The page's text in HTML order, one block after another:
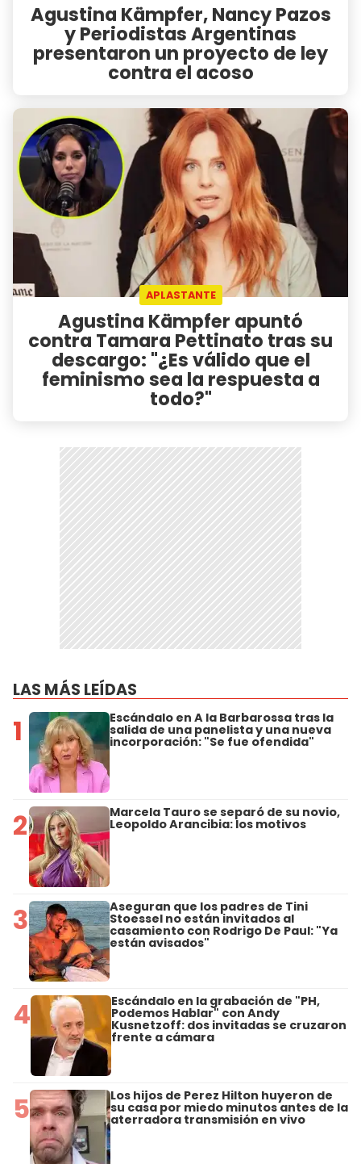
Agustina Kämpfer, Nancy Pazos
y Periodistas Argentinas
presentaron un proyecto de ley
contra el acoso
APLASTANTE
Agustina Kämpfer apuntó
contra Tamara Pettinato tras su
descargo: "¿Es válido que el
feminismo sea la respuesta a
todo?"
LAS MÁS LEÍDAS
1 Escándalo en A la Barbarossa tras la
salida de una panelista y una nueva
incorporación: "Se fue ofendida"
2 Marcela Tauro se separó de su novio,
Leopoldo Arancibia: los motivos
3 Aseguran que los padres de Tini
Stoessel no están invitados al
casamiento con Rodrigo De Paul: "Ya
están avisados"
4 Escándalo en la grabación de "PH,
Podemos Hablar" con Andy
Kusnetzoff: dos invitadas se cruzaron
frente a cámara
5 Los hijos de Perez Hilton huyeron de
su casa por miedo minutos antes de la
aterradora transmisión en vivo